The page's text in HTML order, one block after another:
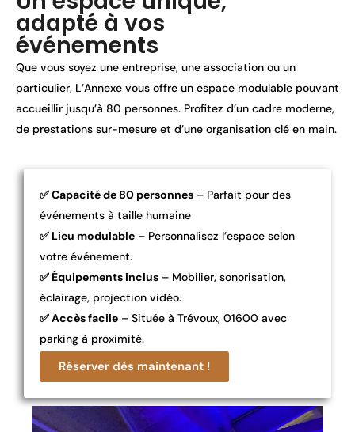
adapté à vos
événements
Que vous soyez une entreprise, une association ou un
particulier, L’Annexe vous offre un espace modulable pouvant
accueillir jusqu’à 80 personnes. Profitez d’un cadre moderne,
de prestations sur-mesure et d’une organisation clé en main.
✅ Capacité de 80 personnes – Parfait pour des
événements à taille humaine
✅ Lieu modulable – Personnalisez l’espace selon
votre événement.
✅ Équipements inclus – Mobilier, sonorisation,
éclairage, projection vidéo.
✅ Accès facile – Située à Trévoux, 01600 avec
parking à proximité.
Réserver dès maintenant !